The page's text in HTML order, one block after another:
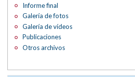
Informe final
Galería de fotos
Galería de vídeos
Publicaciones
Otros archivos